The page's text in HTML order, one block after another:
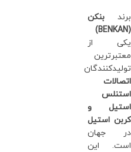
برندبنکن
(BENKAN)
یکی از
معتبرترین
تولیدکنندگان
اتصالات
استنلس
استیل و
کربن استیل
در جهان
است. این